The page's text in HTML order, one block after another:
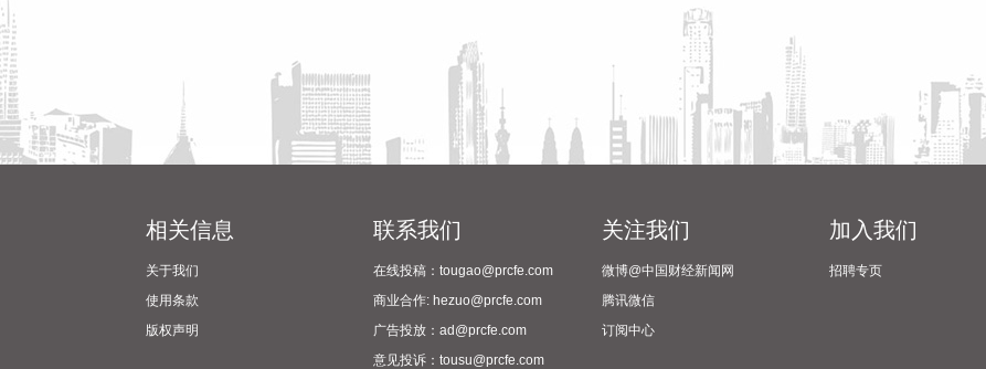
相关信息
关于我们
使用条款
版权声明
联系我们
在线投稿：tougao@prcfe.com
商业合作: hezuo@prcfe.com
广告投放：ad@prcfe.com
意见投诉：tousu@prcfe.com
关注我们
微博@中国财经新闻网
腾讯微信
订阅中心
加入我们
招聘专页